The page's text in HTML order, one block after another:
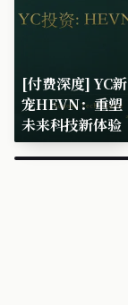
[付费深度] YC新
宠HEVN：重塑
未来科技新体验